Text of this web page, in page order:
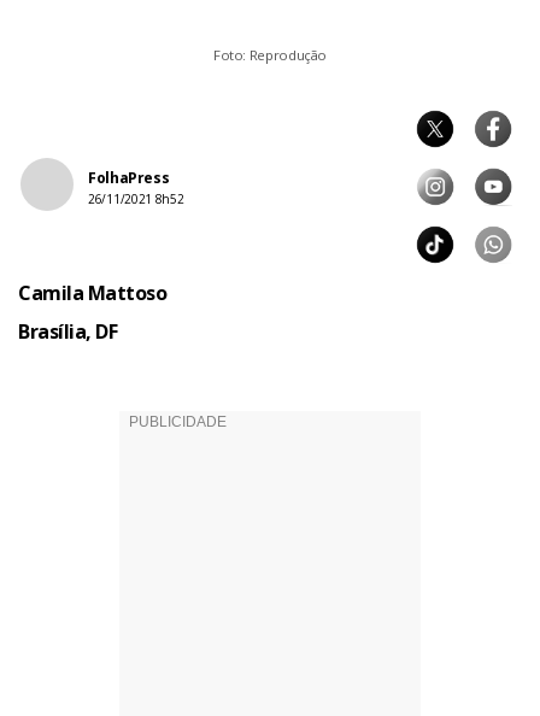
Foto: Reprodução
FolhaPress
26/11/2021 8h52
Camila Mattoso
Brasília, DF